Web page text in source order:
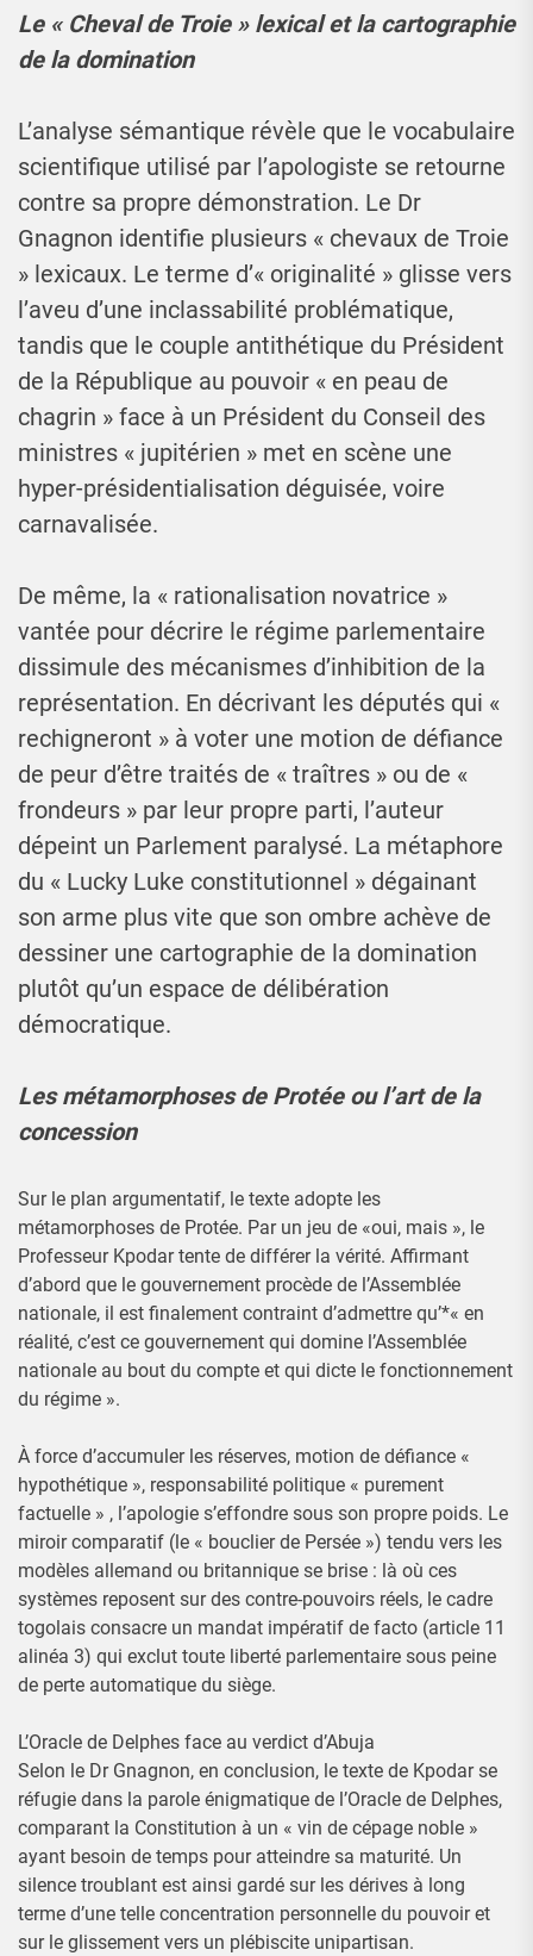
Le « Cheval de Troie » lexical et la cartographie
de la domination
L’analyse sémantique révèle que le vocabulaire
scientifique utilisé par l’apologiste se retourne
contre sa propre démonstration. Le Dr
Gnagnon identifie plusieurs « chevaux de Troie
» lexicaux. Le terme d’« originalité » glisse vers
l’aveu d’une inclassabilité problématique,
tandis que le couple antithétique du Président
de la République au pouvoir « en peau de
chagrin » face à un Président du Conseil des
ministres « jupitérien » met en scène une
hyper-présidentialisation déguisée, voire
carnavalisée.
De même, la « rationalisation novatrice »
vantée pour décrire le régime parlementaire
dissimule des mécanismes d’inhibition de la
représentation. En décrivant les députés qui «
rechigneront » à voter une motion de défiance
de peur d’être traités de « traîtres » ou de «
frondeurs » par leur propre parti, l’auteur
dépeint un Parlement paralysé. La métaphore
du « Lucky Luke constitutionnel » dégainant
son arme plus vite que son ombre achève de
dessiner une cartographie de la domination
plutôt qu’un espace de délibération
démocratique.
Les métamorphoses de Protée ou l’art de la
concession
Sur le plan argumentatif, le texte adopte les
métamorphoses de Protée. Par un jeu de «oui, mais », le
Professeur Kpodar tente de différer la vérité. Affirmant
d’abord que le gouvernement procède de l’Assemblée
nationale, il est finalement contraint d’admettre qu’*« en
réalité, c’est ce gouvernement qui domine l’Assemblée
nationale au bout du compte et qui dicte le fonctionnement
du régime ».
À force d’accumuler les réserves, motion de défiance «
hypothétique », responsabilité politique « purement
factuelle » , l’apologie s’effondre sous son propre poids. Le
miroir comparatif (le « bouclier de Persée ») tendu vers les
modèles allemand ou britannique se brise : là où ces
systèmes reposent sur des contre-pouvoirs réels, le cadre
togolais consacre un mandat impératif de facto (article 11
alinéa 3) qui exclut toute liberté parlementaire sous peine
de perte automatique du siège.
L’Oracle de Delphes face au verdict d’Abuja
Selon le Dr Gnagnon, en conclusion, le texte de Kpodar se
réfugie dans la parole énigmatique de l’Oracle de Delphes,
comparant la Constitution à un « vin de cépage noble »
ayant besoin de temps pour atteindre sa maturité. Un
silence troublant est ainsi gardé sur les dérives à long
terme d’une telle concentration personnelle du pouvoir et
sur le glissement vers un plébiscite unipartisan.